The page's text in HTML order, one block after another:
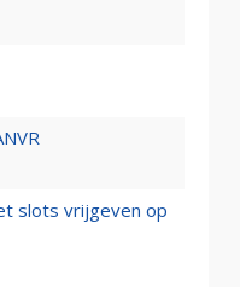
slots vrijgeven op